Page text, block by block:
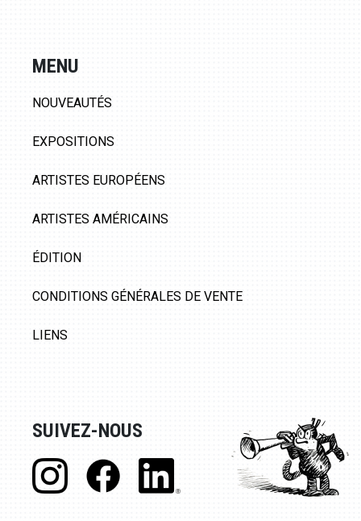
MENU
NOUVEAUTÉS
EXPOSITIONS
ARTISTES EUROPÉENS
ARTISTES AMÉRICAINS
ÉDITION
CONDITIONS GÉNÉRALES DE VENTE
LIENS
SUIVEZ-NOUS